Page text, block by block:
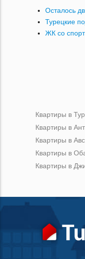
Осталось
Турецкие
ЖК со
Квартиры в
Квартиры в
Квартиры в
Квартиры в
Квартиры в